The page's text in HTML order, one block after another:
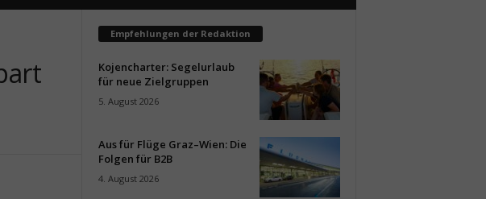
Empfehlungen der Redaktion
Kojencharter: Segelurlaub
für neue Zielgruppen
5. August 2026
Aus für Flüge Graz–Wien: Die
Folgen für B2B
4. August 2026